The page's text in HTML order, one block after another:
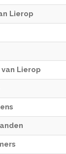
Lierop
Lierop